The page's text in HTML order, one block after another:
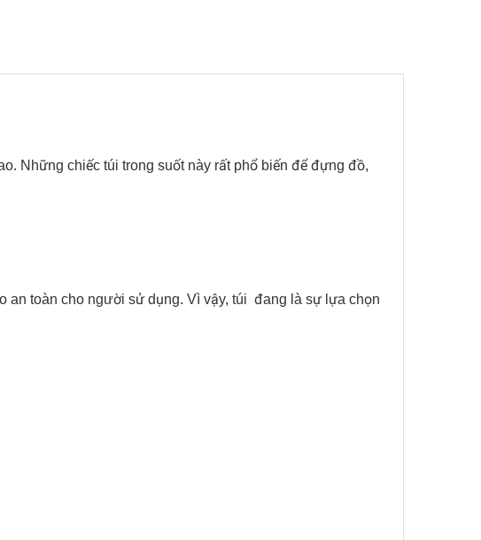
Những chiếc túi trong suốt này rất phổ biến để đựng đồ,
an toàn cho người sử dụng. Vì vậy, túi đang là sự lựa chọn